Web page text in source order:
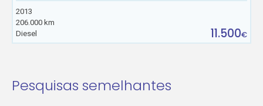
2013
206.000 km
Diesel
11.500€
Pesquisas semelhantes